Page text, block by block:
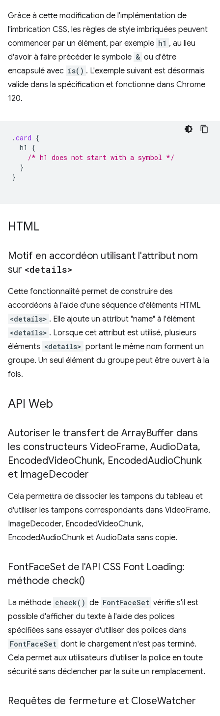
Grâce à cette modification de l'implémentation de
l'imbrication CSS, les règles de style imbriquées peuvent
commencer par un élément, par exemple h1 , au lieu
d'avoir à faire précéder le symbole & ou d'être
encapsulé avec is() . L'exemple suivant est désormais
valide dans la spécification et fonctionne dans Chrome
120.
.card {
h1
{
/* h1 does not start with a symbol */
}
}
HTML
Motif en accordéon utilisant l'attribut nom
sur <details>
Cette fonctionnalité permet de construire des
accordéons à l'aide d'une séquence d'éléments HTML
<details> . Elle ajoute un attribut "name" à l'élément
<details> . Lorsque cet attribut est utilisé, plusieurs
éléments <details> portant le même nom forment un
groupe. Un seul élément du groupe peut être ouvert à la
fois.
API Web
Autoriser le transfert de ArrayBuffer dans
les constructeurs VideoFrame, AudioData,
EncodedVideoChunk, EncodedAudioChunk
et ImageDecoder
Cela permettra de dissocier les tampons du tableau et
d'utiliser les tampons correspondants dans VideoFrame,
ImageDecoder, EncodedVideoChunk,
EncodedAudioChunk et AudioData sans copie.
FontFaceSet de l'API CSS Font Loading:
méthode check()
La méthode check() de FontFaceSet vérifie s'il est
possible d'afficher du texte à l'aide des polices
spécifiées sans essayer d'utiliser des polices dans
FontFaceSet dont le chargement n'est pas terminé.
Cela permet aux utilisateurs d'utiliser la police en toute
sécurité sans déclencher par la suite un remplacement.
Requêtes de fermeture et CloseWatcher